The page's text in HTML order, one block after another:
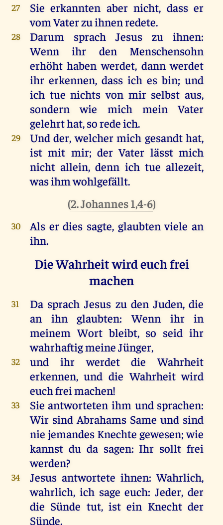
27 Sie erkannten aber nicht, dasser
vomVaterzuihnenredete.
28 Darum sprach Jesus zu ihnen:
Wenn
ihr den
Menschensohn
erhöht haben werdet, dann werdet
ihr erkennen, dassich es bin;und
ich tue nichts von mir selbst aus,
sondern
wie mich mein
Vater
gelehrthat,soredeich.
29 Und der,welcher mich gesandt hat,
ist mit mir; der Vater lässtmich
nicht allein,denn ich tue allezeit,
wasihmwohlgefällt.
(2. Johannes 1,4-6)
30 Als er dies sagte, glaubten viele an
ihn.
Die Wahrheit wird euch frei
machen
31 Da sprach Jesus zu den Juden,die
an
ihn glaubten:Wenn ihr
in
meinem Wort bleibt, so seid ihr
wahrhaftigmeineJünger,
32 und ihr werdet die
Wahrheit
erkennen,und die Wahrheit wird
euchfreimachen!
33 Sie antworteten ihm und sprachen:
Wir sind Abrahams Same und sind
nie jemandes Knechte gewesen;wie
kannst du da sagen: Ihr sollt frei
werden?
34 Jesus antwortete ihnen:Wahrlich,
wahrlich, ich sage euch:Jeder,der
die Sünde tut, ist ein Knecht der
Sünde.